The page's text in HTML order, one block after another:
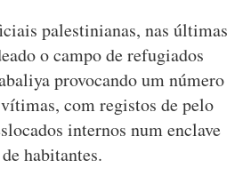
palestinianas, nas últimas
o campo de refugiados
provocando um número
com registos de pelo
internos num enclave
habitantes.